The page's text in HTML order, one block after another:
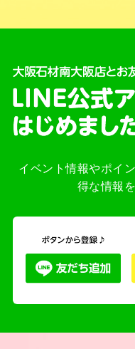
イベント情報やポイ
得な情報